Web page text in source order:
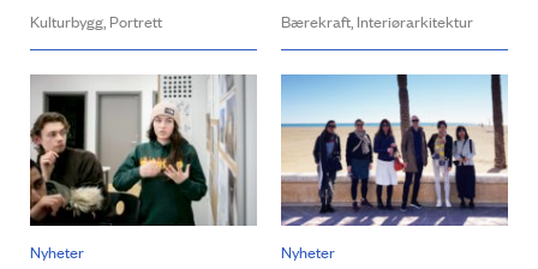
Kulturbygg, Portrett Bærekraft, Interiørarkitektur
Nyheter Nyheter